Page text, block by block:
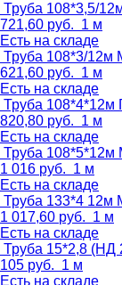
Труба 108*3,5/
721,60 руб. 1 м
Есть на складе
Труба 108*3/12м
621,60 руб. 1 м
Есть на складе
Труба 108*4*12м
820,80 руб. 1 м
Есть на складе
Труба 108*5*12м
1 016 руб. 1 м
Есть на складе
Труба 133*4 12м
1 017,60 руб. 1 м
Есть на складе
Труба 15*2,8 (НД
105 руб. 1 м
Есть на складе